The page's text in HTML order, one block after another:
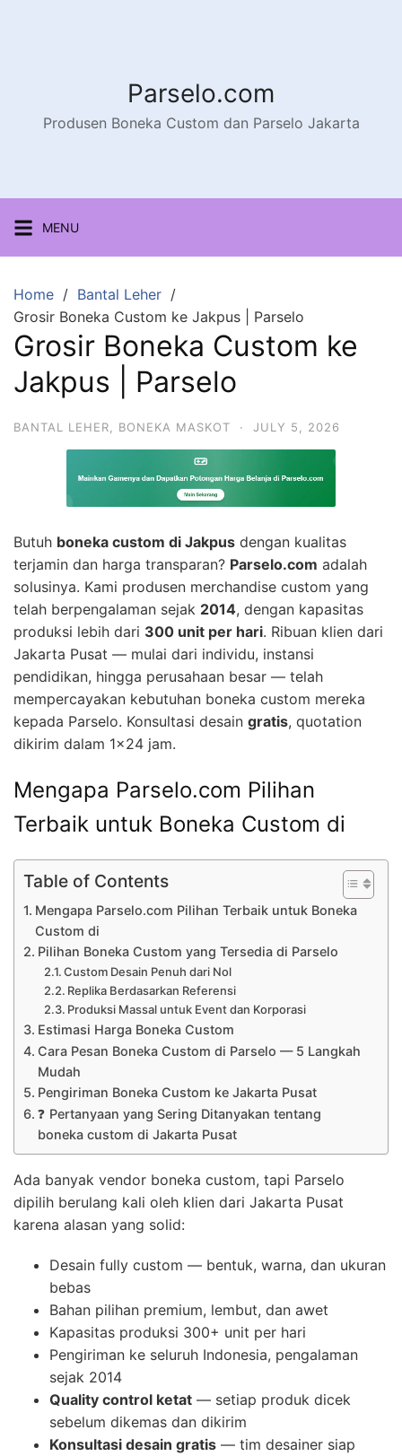
Parselo.com
Produsen Boneka Custom dan Parselo Jakarta
MENU
Home
Bantal Leher
Grosir Boneka Custom ke Jakpus | Parselo
Grosir Boneka Custom ke
Jakpus | Parselo
BANTAL LEHER BONEKA MASKOT · JULY 5, 2026
Butuh boneka custom di Jakpus dengan kualitas
terjamin dan harga transparan? Parselo.com adalah
solusinya. Kami produsen merchandise custom yang
telah berpengalaman sejak 2014, dengan kapasitas
produksi lebih dari 300 unit per hari. Ribuan klien dari
Jakarta Pusat — mulai dari individu, instansi
pendidikan, hingga perusahaan besar — telah
mempercayakan kebutuhan boneka custom mereka
kepada Parselo. Konsultasi desain gratis, quotation
dikirim dalam 1×24 jam.
Mengapa Parselo.com Pilihan
Terbaik untuk Boneka Custom di
Table of Contents
Mengapa Parselo.com Pilihan Terbaik untuk Boneka
Custom di
Pilihan Boneka Custom yang Tersedia di Parselo
Custom Desain Penuh dari Nol
Replika Berdasarkan Referensi
Produksi Massal untuk Event dan Korporasi
Estimasi Harga Boneka Custom
Cara Pesan Boneka Custom di Parselo — 5 Langkah
Mudah
Pengiriman Boneka Custom ke Jakarta Pusat
❓ Pertanyaan yang Sering Ditanyakan tentang
boneka custom di Jakarta Pusat
Ada banyak vendor boneka custom, tapi Parselo
dipilih berulang kali oleh klien dari Jakarta Pusat
karena alasan yang solid:
Desain fully custom — bentuk, warna, dan ukuran
bebas
Bahan pilihan premium, lembut, dan awet
Kapasitas produksi 300+ unit per hari
Pengiriman ke seluruh Indonesia, pengalaman
sejak 2014
Quality control ketat — setiap produk dicek
sebelum dikemas dan dikirim
Konsultasi desain gratis — tim desainer siap